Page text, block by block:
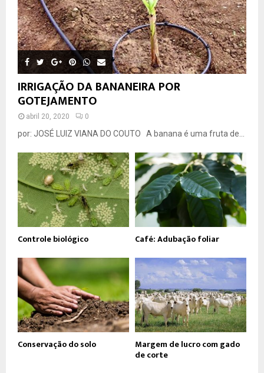
IRRIGAÇÃO DA BANANEIRA POR
GOTEJAMENTO
abril 20, 2020 0
por: JOSÉ LUIZ VIANA DO COUTO A banana é uma fruta de...
Controle biológico Café: Adubação foliar
Conservação do solo Margem de lucro com gado
de corte